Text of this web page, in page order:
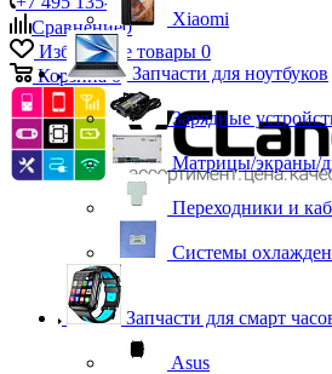
Сравнение0
Избранные товары 0
Корзина 0
Xiaomi
Запчасти для ноутбуков
Зарядные
Матрицы/экраны/
Переходники и
Системы
Запчасти для смарт
Asus